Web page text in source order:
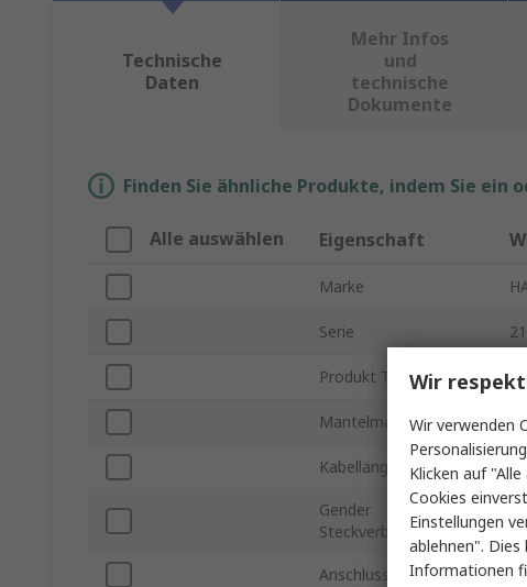
Technische
Daten
Mehr Infos
und
technische
Dokumente
Finden Sie ähnliche Produkte, indem Sie ein
Alle auswählen Eigenschaft
Marke
Serie
Produkt Typ
Mantelmaterial
Kabellänge
Gender
Steckverbinders A
Anschlusstyp A
Wir
Wir verwenden
Klicken auf
Cookies
Einstellungen
ablehnen".
Informationen